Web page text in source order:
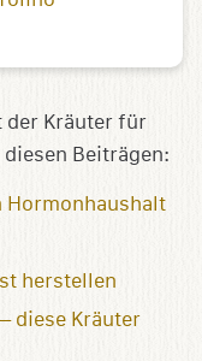
der Kräuter für
Beiträgen:
herstellen
diese Kräuter